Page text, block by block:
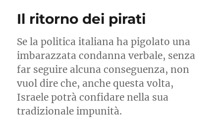
Il ritorno dei pirati
Se la politica italiana ha pigolato una
imbarazzata condanna verbale, senza
far seguire alcuna conseguenza, non
vuol dire che, anche questa volta,
Israele potrà confidare nella sua
tradizionale impunità.